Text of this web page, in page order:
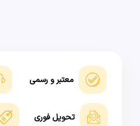
معتبر و رسمی
تحویل فوری